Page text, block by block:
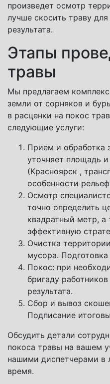
произведет осмотр
лучше скосить траву для
результата.
Этапы
травы
Мы предлагаем
земли от сорняков и
в расценки на покос
следующие услуги:
Прием и обработка
уточняет площадь
(Красноярск ,
особенности
Осмотр
точно определить
квадратный метр, а
эффективную
Очистка
мусора.
Покос: при
бригаду
результата.
Сбор и вывоз
Подписание
Обсудить детали
покоса травы на вашем
нашими диспетчерами в
время.